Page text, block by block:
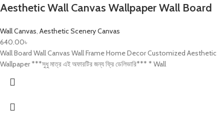
Aesthetic Wall Canvas Wallpaper Wall Board
Wall Canvas Aesthetic Scenery Canvas
640.00৳
Wall Board Wall Canvas Wall Frame Home Decor Customized Aesthetic
Wallpaper ***সুধু মাত্র এই অফারটির জন্য ফ্রি ডেলিভারি*** * Wall